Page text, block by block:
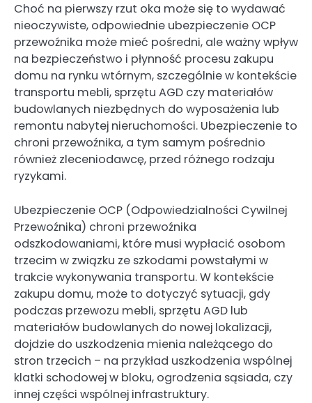
Choć na pierwszy rzut oka może się to wydawać
nieoczywiste, odpowiednie ubezpieczenie OCP
przewoźnika może mieć pośredni, ale ważny wpływ
na bezpieczeństwo i płynność procesu zakupu
domu na rynku wtórnym, szczególnie w kontekście
transportu mebli, sprzętu AGD czy materiałów
budowlanych niezbędnych do wyposażenia lub
remontu nabytej nieruchomości. Ubezpieczenie to
chroni przewoźnika, a tym samym pośrednio
również zleceniodawcę, przed różnego rodzaju
ryzykami.
Ubezpieczenie OCP (Odpowiedzialności Cywilnej
Przewoźnika) chroni przewoźnika
odszkodowaniami, które musi wypłacić osobom
trzecim w związku ze szkodami powstałymi w
trakcie wykonywania transportu. W kontekście
zakupu domu, może to dotyczyć sytuacji, gdy
podczas przewozu mebli, sprzętu AGD lub
materiałów budowlanych do nowej lokalizacji,
dojdzie do uszkodzenia mienia należącego do
stron trzecich – na przykład uszkodzenia wspólnej
klatki schodowej w bloku, ogrodzenia sąsiada, czy
innej części wspólnej infrastruktury.